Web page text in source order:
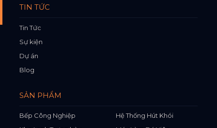
TIN TỨC
Tin Tức
Sự kiện
Dự án
Blog
SẢN PHẨM
Bếp Công Nghiệp
Hệ Thống Hút Khói